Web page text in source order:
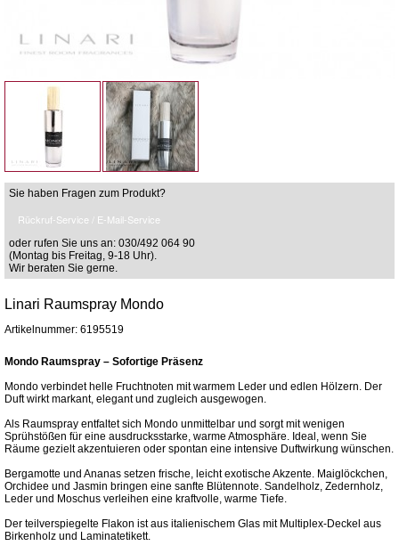
Sie haben Fragen zum Produkt?
Rückruf-Service / E-Mail-Service
oder rufen Sie uns an: 030/492 064 90
(Montag bis Freitag, 9-18 Uhr).
Wir beraten Sie gerne.
Linari Raumspray Mondo
Artikelnummer: 6195519
Mondo Raumspray – Sofortige Präsenz
Mondo verbindet helle Fruchtnoten mit warmem Leder und edlen Hölzern. Der
Duft wirkt markant, elegant und zugleich ausgewogen.
Als Raumspray entfaltet sich Mondo unmittelbar und sorgt mit wenigen
Sprühstößen für eine ausdrucksstarke, warme Atmosphäre. Ideal, wenn Sie
Räume gezielt akzentuieren oder spontan eine intensive Duftwirkung wünschen.
Bergamotte und Ananas setzen frische, leicht exotische Akzente. Maiglöckchen,
Orchidee und Jasmin bringen eine sanfte Blütennote. Sandelholz, Zedernholz,
Leder und Moschus verleihen eine kraftvolle, warme Tiefe.
Der teilverspiegelte Flakon ist aus italienischem Glas mit Multiplex-Deckel aus
Birkenholz und Laminatetikett.